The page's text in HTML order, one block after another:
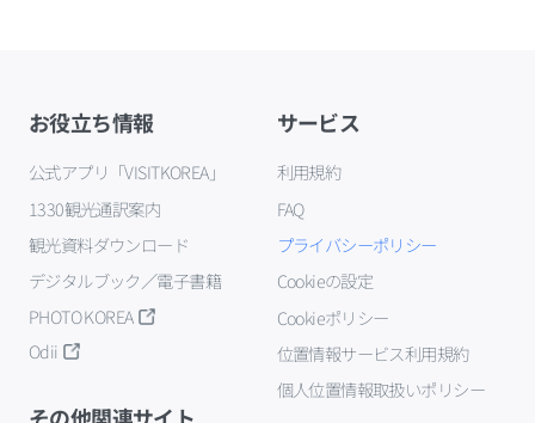
お役立ち情報
公式アプリ「VISITKOREA」
1330観光通訳案内
観光資料ダウンロード
デジタルブック／電子書籍
PHOTO KOREA
Odii
サービス
利用規約
FAQ
プライバシーポリシー
Cookieの設定
Cookieポリシー
位置情報サービス利用規約
個人位置情報取扱いポリシー